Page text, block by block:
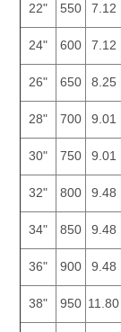
22" 550 7.12
24" 600 7.12
26" 650 8.25
28" 700 9.01
30" 750 9.01
32" 800 9.48
34" 850 9.48
36" 900 9.48
38" 950 11.80